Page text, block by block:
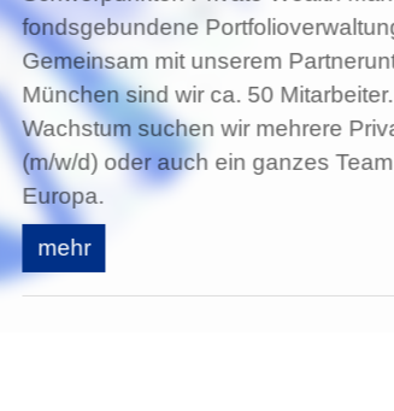
fondsgebundene
Gemeinsam mit unserem
München sind wir ca. 50
Wachstum suchen wir mehrere
(m/w/d) oder auch ein ganzes
Europa.
mehr